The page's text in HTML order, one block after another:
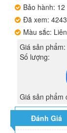
Bảo hành: 12
Đã xem: 4243
Màu sắc:
Giá sản phẩm:
Số lượng:
Giá sản phẩm
Đánh Giá